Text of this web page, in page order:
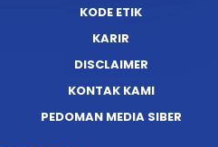
KODE ETIK
KARIR
DISCLAIMER
KONTAK KAMI
PEDOMAN MEDIA SIBER